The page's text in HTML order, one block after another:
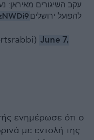
עקב השיגורים מאיראן:
להפועל ירושלים
June 7,
ενημέρωσε ότι ο
με εντολή της